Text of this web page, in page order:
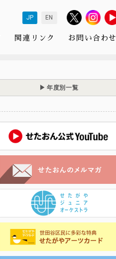
JP EN
関連リンク お問い合わせ
年度別一覧